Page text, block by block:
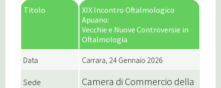
Titolo
XIX Incontro Oftalmologico
Apuano:
Vecchie e Nuove Controversie in
Oftalmologia
Data Carrara, 24 Gennaio 2026
Sede
Camera di Commercio della